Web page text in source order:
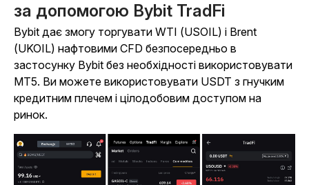
за допомогою Bybit TradFi
Bybit дає змогу торгувати WTI (USOIL) і Brent
(UKOIL) нафтовими CFD безпосередньо в
застосунку Bybit без необхідності використовувати
MT5. Ви можете використовувати USDT з гнучким
кредитним плечем і цілодобовим доступом на
ринок.